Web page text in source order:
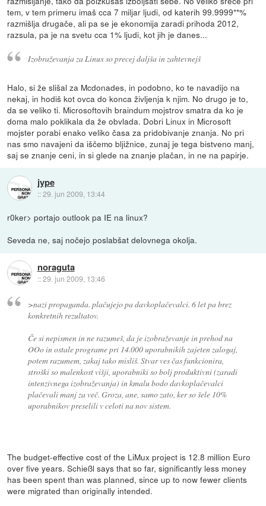
tem, v tem primeru imaš cca 7 miljar ljudi, od katerih 99.9999**%
razmišlja drugače, ali pa se je ekonomija zaradi prihoda 2012,
razsula, pa je na svetu cca 1% ljudi, kot jih je danes...
Izobraževanja za Linux so precej daljša in zahtevnejš
Halo, si že slišal za Mcdonades, in podobno, ko te navadijo na
nekaj, in hodiš kot ovca do konca življenja k njim. No drugo je to,
da se veliko ti. Microsoftovih braindum mojstrov smatra da ko je
doma malo poklikala da že obvlada. Dobri Linux in Microsoft
mojster porabi enako veliko časa za pridobivanje znanja. No pri
nas smo navajeni da iščemo bljižnice, zunaj je tega bistveno manj,
saj se znanje ceni, in si glede na znanje plačan, in ne na papirje.
jype
::29. jun 2009, 13:44
r0ker> portajo outlook pa IE na linux?
Seveda ne, saj nočejo poslabšat delovnega okolja.
noraguta
::29. jun 2009, 13:46
>nazi propaganda. plačujejo pa davkoplačevalci. 6 let pa brez
konkretnih rezultatov.
Če si nepismen in ne razumeš, da je izobraževanje in prehod na
OOo in ostale programe pri 14.000 uporabnikih zajeten zalogaj,
potem razumem, zakaj tako misliš. Stvar ves čas funkcionira,
stroški so malenkost višji, uporabniki so bolj produktivni (zaradi
intenzivnega izobraževanja) in kmalu bodo davkoplačevalci
plačevali manj za več. Groza, ane, samo zato, ker so šele 10%
uporabnikov preselili v celoti na nov sistem.
The budget-effective cost of the LiMux project is 12.8 million Euro
over five years. Schießl says that so far, significantly less money
has been spent than was planned, since up to now fewer clients
were migrated than originally intended.